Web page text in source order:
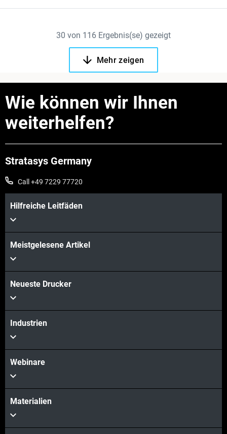
30 von 116 Ergebnis(se) gezeigt
Mehr zeigen
Wie können wir Ihnen
weiterhelfen?
Stratasys Germany
Call +49 7229 77720
Hilfreiche Leitfäden
Meistgelesene Artikel
Neueste Drucker
Industrien
Webinare
Materialien